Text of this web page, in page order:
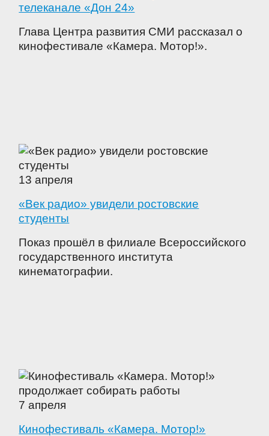
телеканале «Дон 24»
Глава Центра развития СМИ рассказал о
кинофестивале «Камера. Мотор!».
13 апреля
«Век радио» увидели ростовские
студенты
Показ прошёл в филиале Всероссийского
государственного института
кинематографии.
7 апреля
Кинофестиваль «Камера. Мотор!»